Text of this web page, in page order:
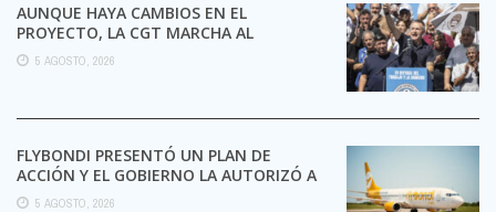
AUNQUE HAYA CAMBIOS EN EL
PROYECTO, LA CGT MARCHA AL
CONGRESO CONTRA LA LEY DE ...
5 AGOSTO, 2026
FLYBONDI PRESENTÓ UN PLAN DE
ACCIÓN Y EL GOBIERNO LA AUTORIZÓ A
SEGUIR OPERANDO
5 AGOSTO, 2026